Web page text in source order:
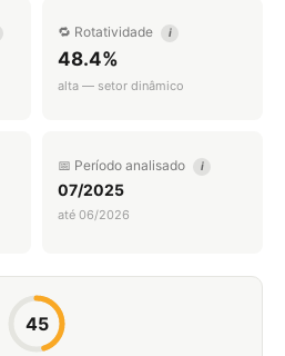
🔁 Rotatividade i
48.4%
alta — setor dinâmico
📅 Período analisado i
07/2025
até 06/2026
45